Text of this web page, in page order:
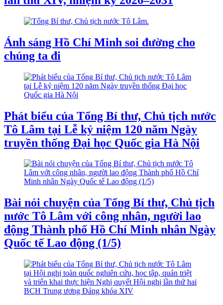
Ánh sáng Hồ Chí Minh soi đường cho
chúng ta đi
Phát biểu của Tổng Bí thư, Chủ tịch nước
Tô Lâm tại Lễ kỷ niệm 120 năm Ngày
truyền thống Đại học Quốc gia Hà Nội
Bài nói chuyện của Tổng Bí thư, Chủ tịch
nước Tô Lâm với công nhân, người lao
động Thành phố Hồ Chí Minh nhân Ngày
Quốc tế Lao động (1/5)